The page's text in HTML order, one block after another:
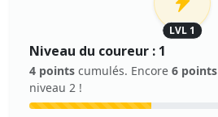
LVL 1
Niveau du coureur : 1
4 points cumulés. Encore 6 points
niveau 2 !